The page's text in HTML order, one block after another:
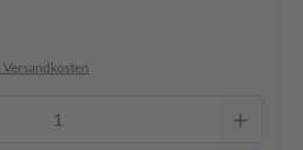
Versandkosten